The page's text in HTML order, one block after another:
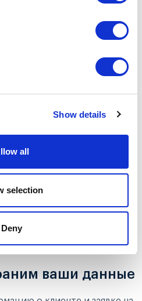
Show details
all
selection
Deny
с другими
лицам;
рынка, тенденций в
опросов на
и развития новых
ваши данные